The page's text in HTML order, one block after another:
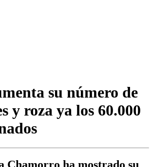
su número de
y roza ya los 60.000